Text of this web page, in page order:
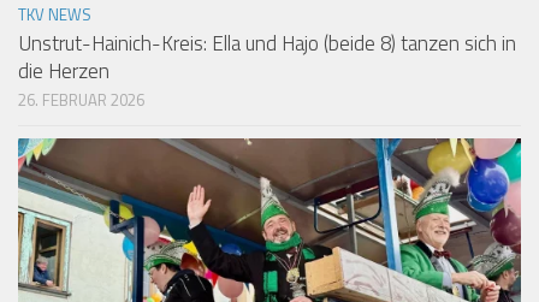
TKV NEWS
Unstrut-Hainich-Kreis: Ella und Hajo (beide 8) tanzen sich in
die Herzen
26. FEBRUAR 2026